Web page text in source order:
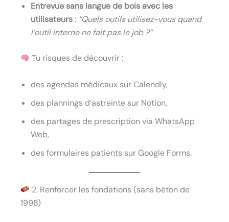
Entrevue sans langue de bois avec les
utilisateurs: “Quels outils utilisez-vous quand
l’outil interne ne fait pas le job ?”
Tu risques de découvrir :
des agendas médicaux sur Calendly,
des plannings d’astreinte sur Notion,
des partages de prescription via WhatsApp
Web,
des formulaires patients sur Google Forms.
2. Renforcer les fondations (sans béton de
1998)